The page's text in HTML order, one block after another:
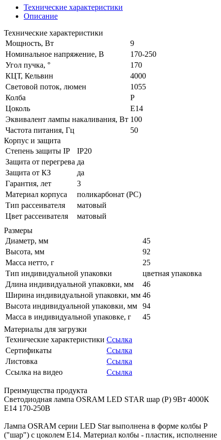
Технические характеристики
Описание
Технические характеристики
Мощность, Вт
9
Номинальное напряжение, В
170-250
Угол пучка, °
170
КЦТ, Кельвин
4000
Световой поток, люмен
1055
Колба
P
Цоколь
E14
Эквивалент лампы накаливания, Вт 100
Частота питания, Гц
50
Корпус и защита
Степень защиты IP
IP20
Защита от перегрева да
Защита от КЗ
да
Гарантия, лет
3
Материал корпуса
поликарбонат (PC)
Тип рассеивателя
матовый
Цвет рассеивателя
матовый
Размеры
Диаметр, мм
45
Высота, мм
92
Масса нетто, г
25
Тип индивидуальной упаковки
цветная упаковка
Длина индивидуальной упаковки, мм
46
Ширина индивидуальной упаковки, мм 46
Высота индивидуальной упаковки, мм
94
Масса в индивидуальной упаковке, г
45
Материалы для загрузки
Технические характеристики Ссылка
Сертификаты
Ссылка
Листовка
Ссылка
Ссылка на видео
Ссылка
Преимущества продукта
Светодиодная лампа OSRAM LED STAR шар (P) 9Вт 4000К
E14 170-250В
Лампа OSRAM серии LED Star выполнена в форме колбы P
("шар") с цоколем E14. Материал колбы - пластик, исполнение